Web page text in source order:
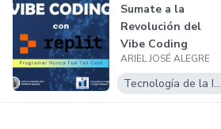
Sumate a la
Revolución del
Vibe Coding
ARIEL JOSÉ ALEGRE
Tecnología de la Información